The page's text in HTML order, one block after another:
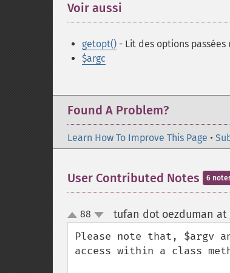
Voir aussi
getopt() - Lit des options
$argc
Found A Problem?
Learn How To Improve This Page •
User Contributed Notes 6
up
down
88 tufan dot oezduman at
Please note that, $argv
access within a class